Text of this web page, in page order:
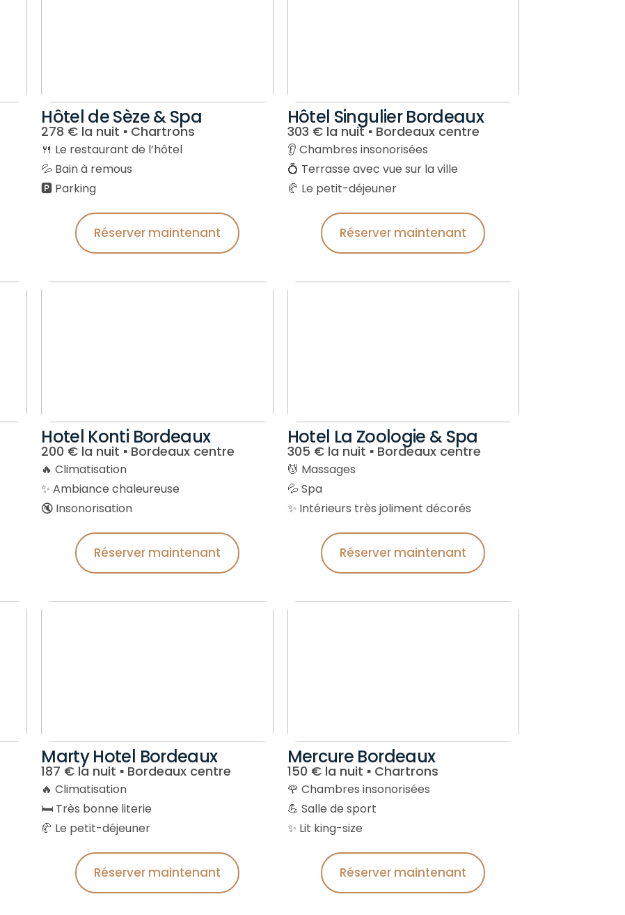
Hôtel de Sèze & Spa
278 € la nuit ▪︎ Chartrons
🍴 Le restaurant de l’hôtel
💦 Bain à remous
🅿️ Parking
Réserver maintenant
Hôtel Singulier Bordeaux
303 € la nuit ▪︎ Bordeaux centre
👂 Chambres insonorisées
💍 Terrasse avec vue sur la ville
🥐 Le petit-déjeuner
Réserver maintenant
Hotel Konti Bordeaux
200 € la nuit ▪︎ Bordeaux centre
🔥 Climatisation
✨ Ambiance chaleureuse
🔇 Insonorisation
Réserver maintenant
Hotel La Zoologie & Spa
305 € la nuit ▪︎ Bordeaux centre
💆 Massages
💦 Spa
✨ Intérieurs très joliment décorés
Réserver maintenant
Marty Hotel Bordeaux
187 € la nuit ▪︎ Bordeaux centre
🔥 Climatisation
🛏️ Très bonne literie
🥐 Le petit-déjeuner
Réserver maintenant
Mercure Bordeaux
150 € la nuit ▪︎ Chartrons
🌹 Chambres insonorisées
💪 Salle de sport
✨ Lit king-size
Réserver maintenant